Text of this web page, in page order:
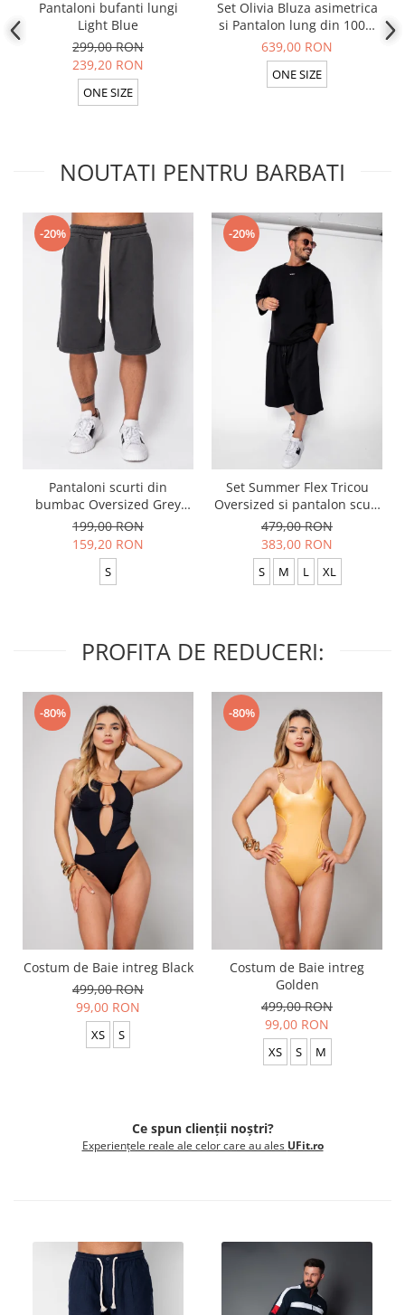
Pantaloni bufanti lungi
Light Blue
299,00 RON
239,20 RON
ONE SIZE
Set Olivia Bluza asimetrica
si Pantalon lung din 100%
in Light Olive
639,00 RON
ONE SIZE
NOUTATI PENTRU BARBATI
-20%
Pantaloni scurti din
bumbac Oversized Grey
Anthracite
199,00 RON
159,20 RON
S
-20%
Set Summer Flex Tricou
Oversized si pantalon scurt
Baggy Black
479,00 RON
383,00 RON
S M L XL
PROFITA DE REDUCERI:
-80%
Costum de Baie intreg Black
499,00 RON
99,00 RON
XS S
-80%
Costum de Baie intreg
Golden
499,00 RON
99,00 RON
XS S M
Ce spun clienții noștri?
Experiențele reale ale celor care au ales UFit.ro